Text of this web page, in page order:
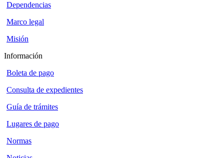
Dependencias
Marco legal
Misión
Información
Boleta de pago
Consulta de expedientes
Guía de trámites
Lugares de pago
Normas